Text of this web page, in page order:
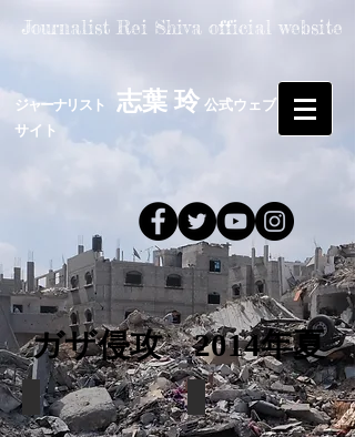
Journalist Rei Shiva official website
​ジャーナリスト 志葉 玲​ 公式ウェブ
サイト ​
ガザ侵攻 2014年夏
徹底的に破壊されたガザの住宅街 （C